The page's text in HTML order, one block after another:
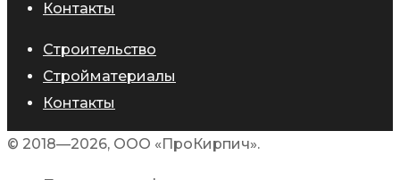
Контакты
Строительство
Стройматериалы
Контакты
© 2018—2026, ООО «ПроКирпич».